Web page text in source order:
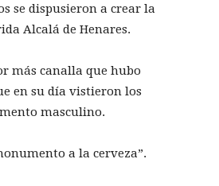
se dispusieron a crear la
Alcalá de Henares.
más canalla que hubo
en su día vistieron los
masculino.
a la cerveza”.